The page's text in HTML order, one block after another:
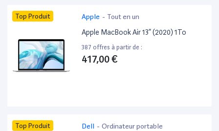
Top Produit Apple - Tout en un
Apple MacBook Air 13” (2020) 1To
387 offres à partir de :
417,00 €
Top Produit Dell - Ordinateur portable